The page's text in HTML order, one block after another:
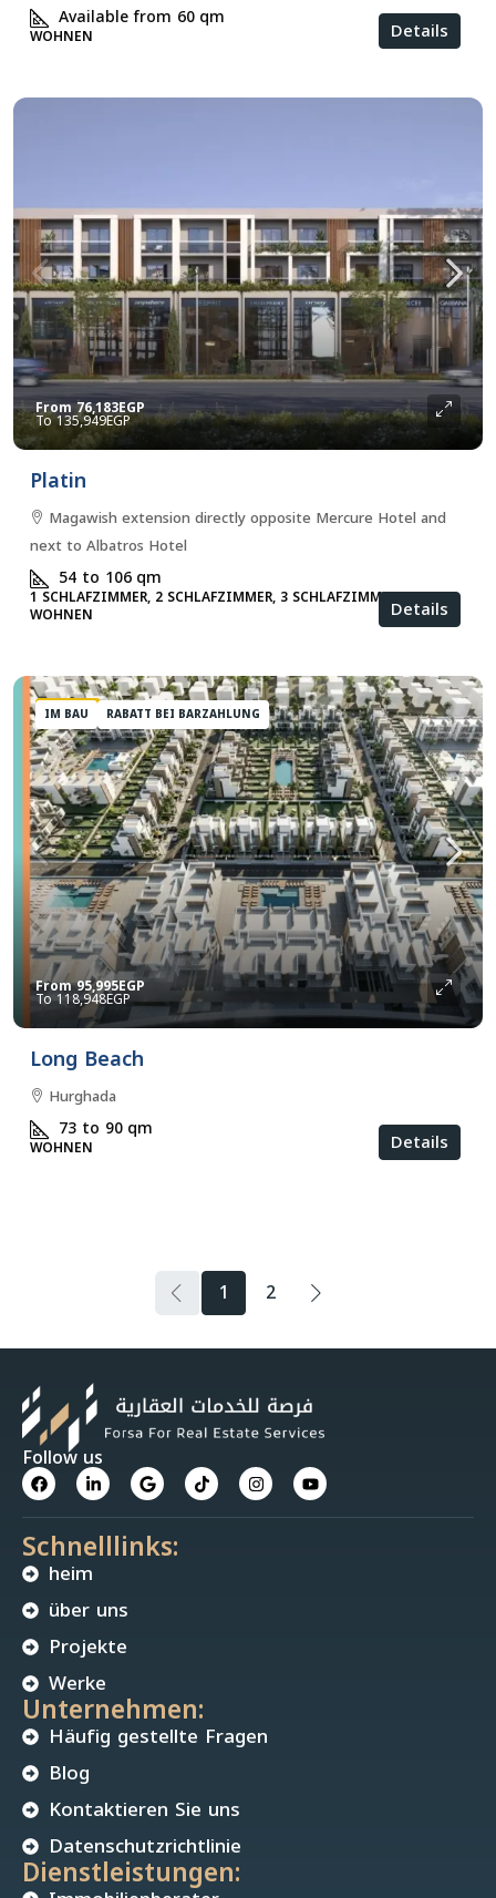
Available from 60qm
WOHNEN Details
From76,183EGP
135,949EGP
Platin
Magawish extension directly opposite Mercure Hotel and
next to Albatros Hotel
54 to 106qm
1 SCHLAFZIMMER, 2 SCHLAFZIMMER, 3 SCHLAFZIMMER,
WOHNEN Details
FEATURED
IM BAU RABATT BEI BARZAHLUNG
From95,995EGP
118,948EGP
Long Beach
Hurghada
73 to 90qm
WOHNEN Details
1 2
Follow us
Schnelllinks:
heim
über uns
Projekte
Werke
Unternehmen:
Häufig gestellte Fragen
Blog
Kontaktieren Sie uns
Datenschutzrichtlinie
Dienstleistungen: